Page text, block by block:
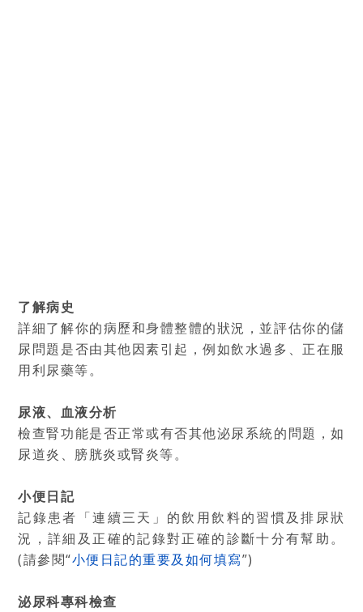
了解病史
詳細了解你的病歷和身體整體的狀況，並評估你的儲
尿問題是否由其他因素引起，例如飲水過多、正在服
用利尿藥等。
尿液、血液分析
檢查腎功能是否正常或有否其他泌尿系統的問題，如
尿道炎、膀胱炎或腎炎等。
小便日記
記錄患者「連續三天」的飲用飲料的習慣及排尿狀
況，詳細及正確的記錄對正確的診斷十分有幫助。
(請參閱“小便日記的重要及如何填寫”)
泌尿科專科檢查